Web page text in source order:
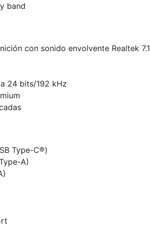
band
con sonido envolvente Realtek 7.1
24 bits/192 kHz
Type-C®)
A)